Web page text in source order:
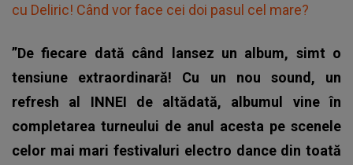
cu Deliric! Când vor face cei doi pasul cel mare?
”De fiecare dată când lansez un album, simt o
tensiune extraordinară! Cu un nou sound, un
refresh al INNEI de altădată, albumul vine în
completarea turneului de anul acesta pe scenele
celor mai mari festivaluri electro dance din toată